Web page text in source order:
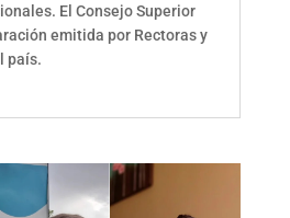
El Consejo Superior
emitida por Rectoras y
país.